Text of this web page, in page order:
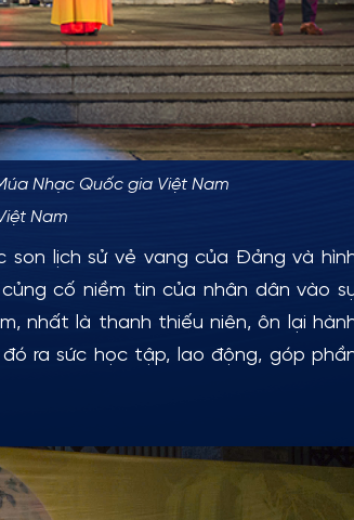
Nhạc Quốc gia Việt Nam
Nam
lịch sử vẻ vang của Đảng và
cố niềm tin của nhân dân vào
nhất là thanh thiếu niên, ôn lại
ra sức học tập, lao động, góp